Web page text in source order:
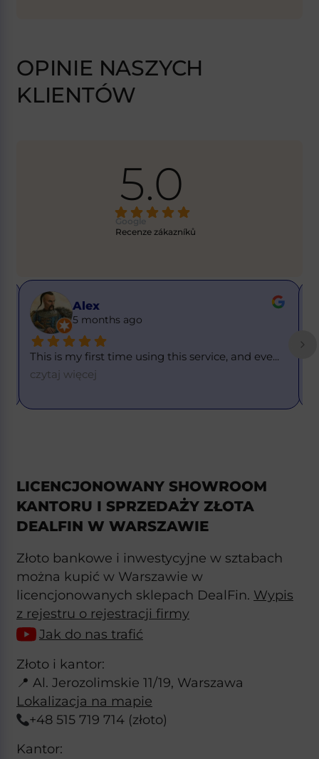
OPINIE NASZYCH
KLIENTÓW
5.0
Google
Recenze zákazníků
Alex
5 months ago
This is my first time using this service, and eve...
czytaj więcej
LICENCJONOWANY SHOWROOM
KANTORU I SPRZEDAŻY ZŁOTA
DEALFIN W WARSZAWIE
Złoto bankowe i inwestycyjne w sztabach
można kupić w Warszawie w
licencjonowanych sklepach DealFin. Wypis
z rejestru o rejestracji firmy
Jak do nas trafić
Złoto i kantor:
📍 Al. Jerozolimskie 11/19, Warszawa
Lokalizacja na mapie
+48 515 719 714 (złoto)
Kantor: